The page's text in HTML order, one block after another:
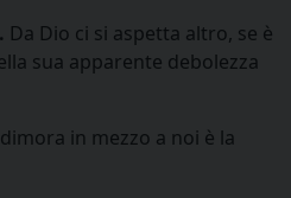
. Da Dio ci si aspetta altro, se è
sua apparente debolezza
in mezzo a noi è la